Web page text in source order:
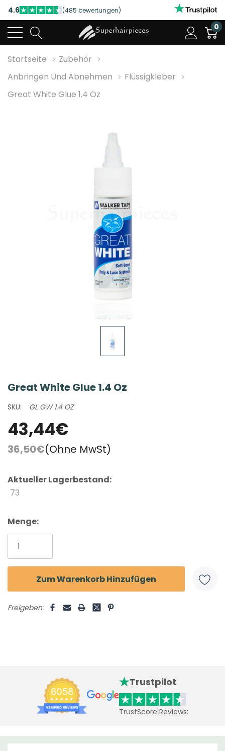
4.6 (485 bewertungen)
NUTZEN SIE UNSERE WILLKOMMENSRABATTE
4.6
(485 bewertungen)
0
Startseite
Zubehör
Anbringen Und Abnehmen
Flüssigkleber
Great White Glue 1.4 Oz
Great White Glue 1.4 Oz
SKU: GL GW 1.4 OZ
43,44€
36,50€(Ohne MwSt)
Aktueller Lagerbestand:
73
Menge:
Freigeben:
Trustpilot
TrustScore:Reviews: